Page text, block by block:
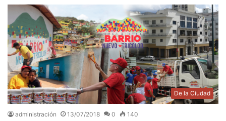
De la Ciudad
administración 13/07/2018 0 140